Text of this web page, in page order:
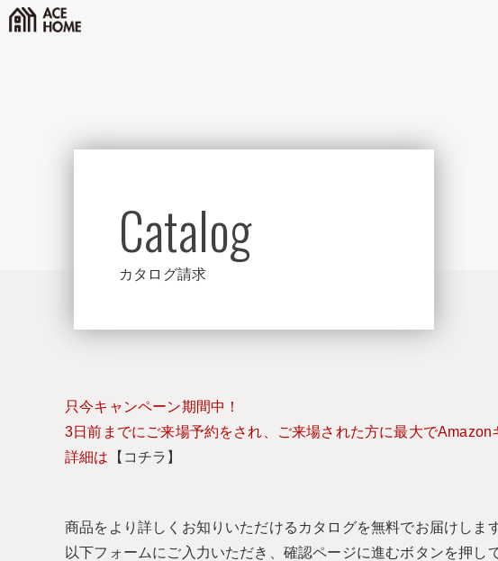
Catalog
カタログ請求
只今キャンペーン期間中！
3日前までにご来場予約をされ、ご来場された方に最大でAmazon
詳細は 【コチラ】
商品をより詳しくお知りいただけるカタログを無料でお届けします
以下フォームにご入力いただき、確認ページに進むボタンを押し